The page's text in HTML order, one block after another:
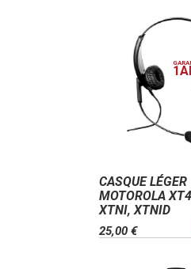
1
CASQUE LÉGER
MOTOROLA
XTNI, XTNID
25,00 €